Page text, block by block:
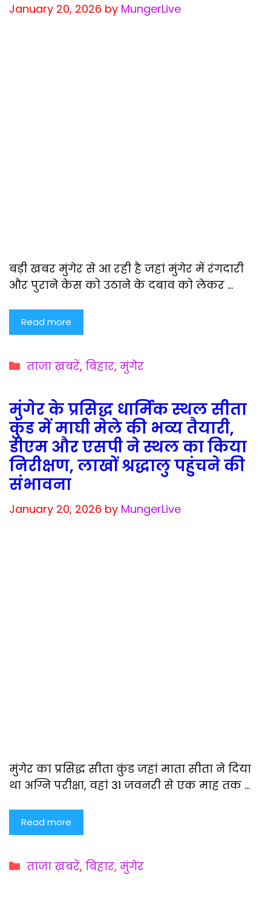
January 20, 2026 by MungerLive
बड़ी खबर मुंगेर से आ रही है जहां मुंगेर में रंगदारी
और पुराने केस को उठाने के दबाव को लेकर …
Read more
Categories
ताजा ख़बरें, बिहार, मुंगेर
मुंगेर के प्रसिद्ध धार्मिक स्थल सीता
कुंड में माघी मेले की भव्य तैयारी,
डीएम और एसपी ने स्थल का किया
निरीक्षण, लाखों श्रद्धालु पहुंचने की
संभावना
January 20, 2026 by MungerLive
मुंगेर का प्रसिद्ध सीता कुंड जहां माता सीता ने दिया
था अग्नि परीक्षा, वहां 31 जवनरी से एक माह तक …
Read more
Categories
ताजा ख़बरें, बिहार, मुंगेर